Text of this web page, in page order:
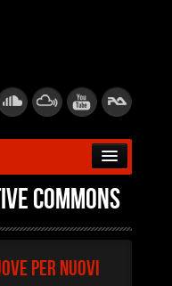
Commons
per nuovi